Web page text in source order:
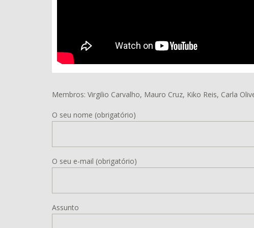
Membros: Virgilio Carvalho, Mauro Cruz, Kiko Reis, Carla
O seu nome (obrigatório)
O seu e-mail (obrigatório)
Assunto